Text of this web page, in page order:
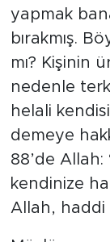
meze
yapmak
bırakmış.
mı? Kişinin
nedenle
helali
demeye
88’de Allah:
kendinize